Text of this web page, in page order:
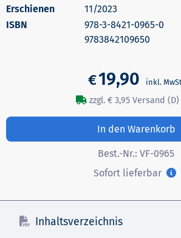
Erschienen
11/2023
978-3-8421-0965-0
9783842109650
€19,90
zzgl. € 3,95 Versand (D)
In den Warenkorb
Best.-Nr.: VF-0965
Sofort lieferbar
Inhaltsverzeichnis